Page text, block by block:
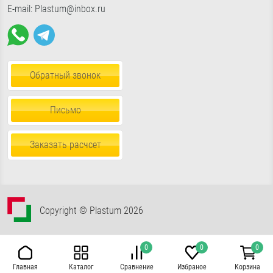
E-mail: Plastum@inbox.ru
Обратный звонок
Письмо
Заказать расчсет
Copyright © Plastum 2026
Главная Каталог
0
Сравнение
0
Избраное
0
Корзина